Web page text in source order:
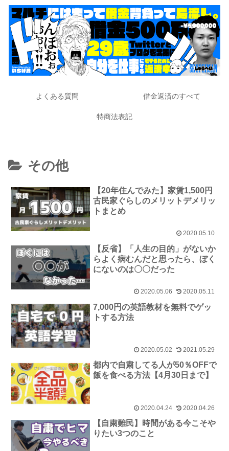
よくある質問 借金返済のすべて
特商法表記
その他
【20年住んでみた】家賃1,500円
古民家ぐらしのメリットデメリッ
トまとめ
2020.05.10
【反省】「人生の目的」がないか
らよく病むんだと思ったら、ぼく
にないのは〇〇だった
2020.05.06 2020.05.11
7,000円の英語教材を無料でゲッ
トする方法
2020.05.02 2021.05.29
都内で自粛してる人が50％OFFで
飯を食べる方法【4月30日まで】
2020.04.24 2020.04.26
【自粛難民】時間がある今こそや
りたい3つのこと